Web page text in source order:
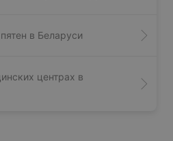
в Беларуси
центрах в